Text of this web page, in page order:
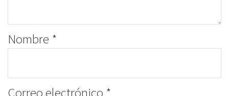
Nombre *
Correo electrónico *